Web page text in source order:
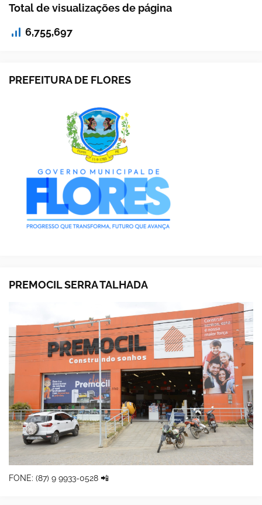
Total de visualizações de página
6,755,697
PREFEITURA DE FLORES
PREMOCIL SERRA TALHADA
FONE: (87) 9 9933-0528 📲